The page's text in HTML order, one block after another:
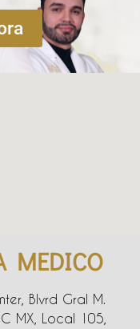
MEDICO
Blvrd Gral M.
MX, Local 105,